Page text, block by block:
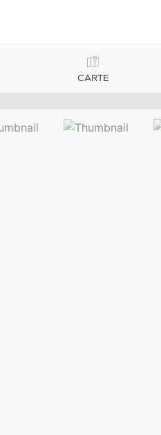
CARTE